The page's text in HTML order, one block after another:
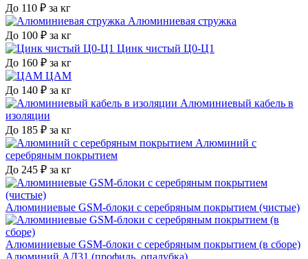
До 110 ₽ за кг
Алюминиевая стружка
До 100 ₽ за кг
Цинк чистый Ц0-Ц1
До 160 ₽ за кг
ЦАМ
До 140 ₽ за кг
Алюминиевый кабель в
изоляции
До 185 ₽ за кг
Алюминий с
серебряным покрытием
До 245 ₽ за кг
Алюминиевые GSM-блоки с серебряным покрытием (чистые)
Алюминиевые GSM-блоки с серебряным покрытием (в сборе)
Алюминий АД31 (профиль, опалубка)